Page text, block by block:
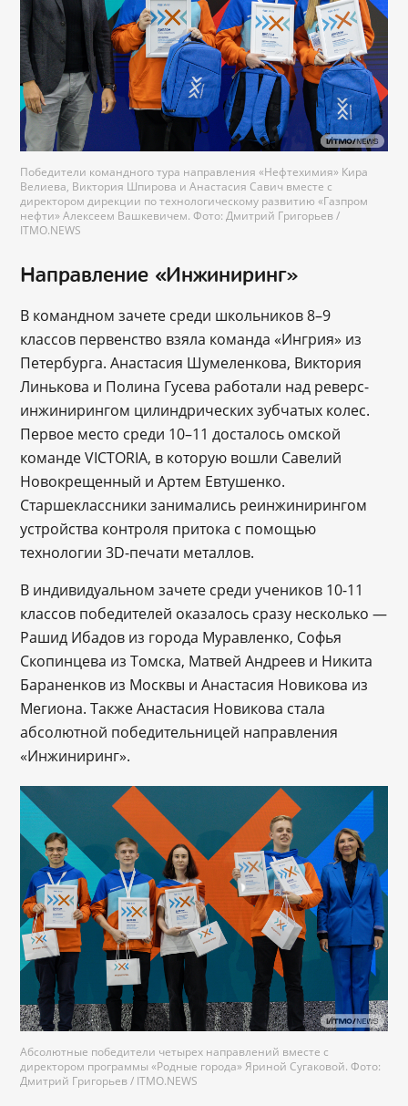
Победители командного тура направления «Нефтехимия» Кира
Велиева, Виктория Шпирова и Анастасия Савич вместе с
директором дирекции по технологическому развитию «Газпром
нефти» Алексеем Вашкевичем. Фото: Дмитрий Григорьев /
ITMO.NEWS
Направление «Инжиниринг»
В командном зачете среди школьников 8–9
классов первенство взяла команда «Ингрия» из
Петербурга. Анастасия Шумеленкова, Виктория
Линькова и Полина Гусева работали над реверс-
инжинирингом цилиндрических зубчатых колес.
Первое место среди 10–11 досталось омской
команде VICTORIA, в которую вошли Савелий
Новокрещенный и Артем Евтушенко.
Старшеклассники занимались реинжинирингом
устройства контроля притока с помощью
технологии 3D-печати металлов.
В индивидуальном зачете среди учеников 10-11
классов победителей оказалось сразу несколько —
Рашид Ибадов из города Муравленко, Софья
Скопинцева из Томска, Матвей Андреев и Никита
Бараненков из Москвы и Анастасия Новикова из
Мегиона. Также Анастасия Новикова стала
абсолютной победительницей направления
«Инжиниринг».
Абсолютные победители четырех направлений вместе с
директором программы «Родные города» Яриной Сугаковой. Фото:
Дмитрий Григорьев / ITMO.NEWS